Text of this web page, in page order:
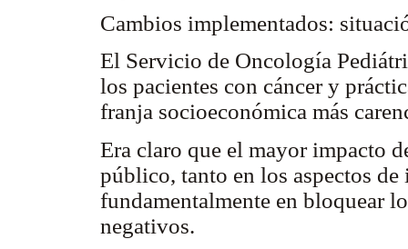
Cambios implementados:
El Servicio de Oncología
los pacientes con cáncer y
franja socioeconómica más
Era claro que el mayor impacto
público, tanto en los aspectos
fundamentalmente en bloquear
negativos.